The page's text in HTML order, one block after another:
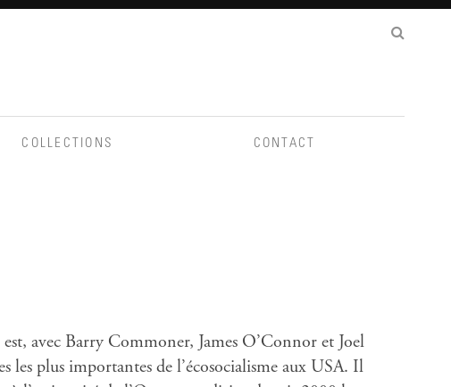
COLLECTIONS
CONTACT
avec Barry Commoner, James O’Connor et Joel
les plus importantes de l’écosocialisme aux USA. Il